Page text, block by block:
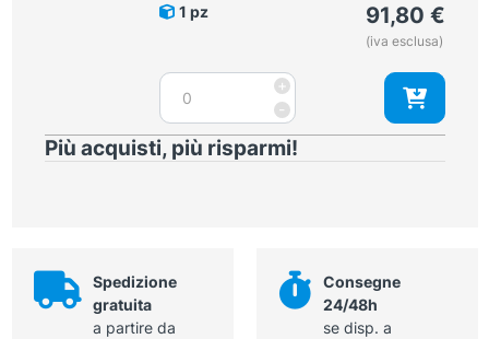
mm
1 pz 91,80 €
(iva esclusa)
-
Palla
Politzer
con
mm
+
Più acquisti, più risparmi!
Spedizione
gratuita
a partire da
Consegne
24/48h
se disp. a